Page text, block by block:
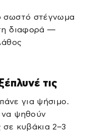
σωστό στέγνωμα
διαφορά —
τις
για ψήσιμο.
να ψηθούν
κυβάκια 2–3